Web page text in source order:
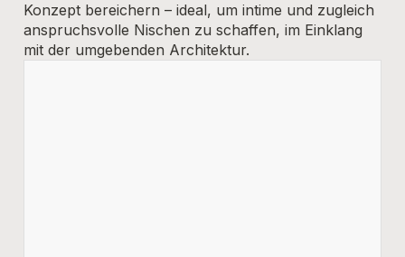
Konzept bereichern – ideal, um intime und zugleich
anspruchsvolle Nischen zu schaffen, im Einklang
mit der umgebenden Architektur.